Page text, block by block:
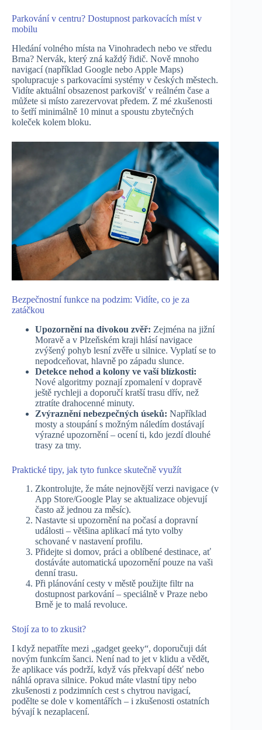
Parkování v centru? Dostupnost parkovacích míst v
mobilu
Hledání volného místa na Vinohradech nebo ve středu
Brna? Nervák, který zná každý řidič. Nově mnoho
navigací (například Google nebo Apple Maps)
spolupracuje s parkovacími systémy v českých městech.
Vidíte aktuální obsazenost parkovišť v reálném čase a
můžete si místo zarezervovat předem. Z mé zkušenosti
to šetří minimálně 10 minut a spoustu zbytečných
koleček kolem bloku.
Bezpečnostní funkce na podzim: Vidíte, co je za
zatáčkou
Upozornění na divokou zvěř: Zejména na jižní
Moravě a v Plzeňském kraji hlásí navigace
zvýšený pohyb lesní zvěře u silnice. Vyplatí se to
nepodceňovat, hlavně po západu slunce.
Detekce nehod a kolony ve vaší blízkosti:
Nové algoritmy poznají zpomalení v dopravě
ještě rychleji a doporučí kratší trasu dřív, než
ztratíte drahocenné minuty.
Zvýraznění nebezpečných úseků: Například
mosty a stoupání s možným náledím dostávají
výrazné upozornění – ocení ti, kdo jezdí dlouhé
trasy za tmy.
Praktické tipy, jak tyto funkce skutečně využít
Zkontrolujte, že máte nejnovější verzi navigace (v
App Store/Google Play se aktualizace objevují
často až jednou za měsíc).
Nastavte si upozornění na počasí a dopravní
události – většina aplikací má tyto volby
schované v nastavení profilu.
Přidejte si domov, práci a oblíbené destinace, ať
dostáváte automatická upozornění pouze na vaši
denní trasu.
Při plánování cesty v městě použijte filtr na
dostupnost parkování – speciálně v Praze nebo
Brně je to malá revoluce.
Stojí za to to zkusit?
I když nepatříte mezi „gadget geeky“, doporučuji dát
novým funkcím šanci. Není nad to jet v klidu a vědět,
že aplikace vás podrží, když vás překvapí déšť nebo
náhlá oprava silnice. Pokud máte vlastní tipy nebo
zkušenosti z podzimních cest s chytrou navigací,
podělte se dole v komentářích – i zkušenosti ostatních
bývají k nezaplacení.